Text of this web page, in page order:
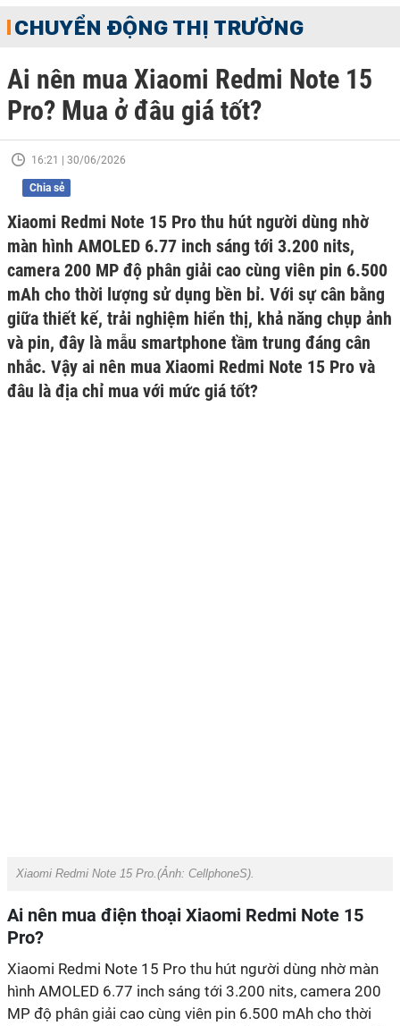
CHUYỂN ĐỘNG THỊ TRƯỜNG
Ai nên mua Xiaomi Redmi Note 15
Pro? Mua ở đâu giá tốt?
16:21 | 30/06/2026
Chia sẻ
Xiaomi Redmi Note 15 Pro thu hút người dùng nhờ
màn hình AMOLED 6.77 inch sáng tới 3.200 nits,
camera 200 MP độ phân giải cao cùng viên pin 6.500
mAh cho thời lượng sử dụng bền bỉ. Với sự cân bằng
giữa thiết kế, trải nghiệm hiển thị, khả năng chụp ảnh
và pin, đây là mẫu smartphone tầm trung đáng cân
nhắc. Vậy ai nên mua Xiaomi Redmi Note 15 Pro và
đâu là địa chỉ mua với mức giá tốt?
‏Xiaomi Redmi Note 15 Pro‏‏.(Ảnh: CellphoneS).
Ai nên mua điện thoại Xiaomi Redmi Note 15
Pro?
hình AMOLED 6.77 inch sáng tới 3.200 nits, camera 200
MP độ phân giải cao cùng viên pin 6.500 mAh cho thời